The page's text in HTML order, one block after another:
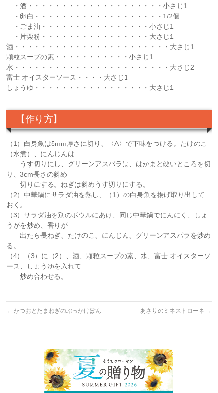
・酒・・・・・・・・・・・・・・・・・・・・小さじ1
・卵白・・・・・・・・・・・・・・・・・・・1/2個
・ごま油・・・・・・・・・・・・・・・・小さじ1
・片栗粉・・・・・・・・・・・・・・・・大さじ1
酒・・・・・・・・・・・・・・・・・・・・・・・大さじ1
顆粒スープの素・・・・・・・・・・・小さじ1
水・・・・・・・・・・・・・・・・・・・・・・・大さじ2
富士 オイスターソース・・・・大さじ1
しょうゆ・・・・・・・・・・・・・・・・・大さじ1
【作り方】
（1）白身魚は5mm厚さに切り、〈A〉で下味をつける。たけのこ
（水煮）、にんじんは
うす切りにし、グリーンアスパラは、はかまと硬いところを切
り、3cm長さの斜め
切りにする。ねぎは斜めうす切りにする。
（2）中華鍋にサラダ油を熱し、（1）の白身魚を揚げ取り出して
おく。
（3）サラダ油を別のボウルにあけ、同じ中華鍋でにんにく、しょ
うがを炒め、香りが
出たら長ねぎ、たけのこ、にんじん、グリーンアスパラを炒め
る。
（4）（3）に（2）、酒、顆粒スープの素、水、富士 オイスターソ
ース、しょうゆを入れて
炒め合わせる。
← かつおとたまねぎのぶっかけぽん あさりのミネストローネ →